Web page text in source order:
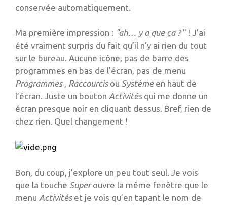
conservée automatiquement.
Ma première impression : "ah… y a que ça ?" ! J’ai
été vraiment surpris du fait qu’il n’y ai rien du tout
sur le bureau. Aucune icône, pas de barre des
programmes en bas de l’écran, pas de menu
Programmes , Raccourcis ou Système en haut de
l’écran. Juste un bouton Activités qui me donne un
écran presque noir en cliquant dessus. Bref, rien de
chez rien. Quel changement !
Bon, du coup, j’explore un peu tout seul. Je vois
que la touche Superouvre la même fenêtre que le
menu Activités et je vois qu’en tapant le nom de